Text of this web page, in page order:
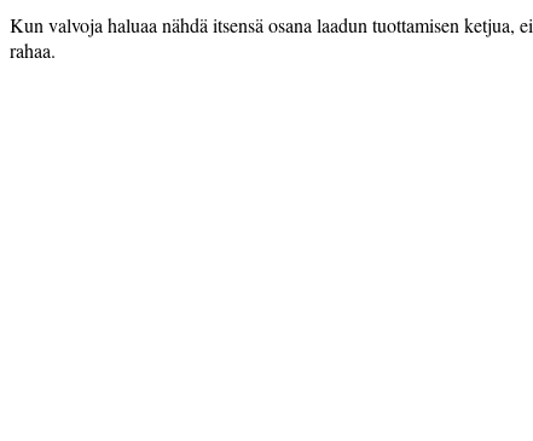
Kun valvoja haluaa nähdä itsensä osana laadun tuottamisen ketjua,
rahaa.